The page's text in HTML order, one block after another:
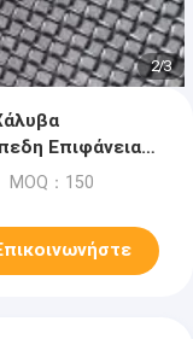
2/3
Επιφάνεια
MOQ：150